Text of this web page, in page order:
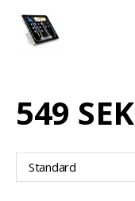
549 SEK
Standard